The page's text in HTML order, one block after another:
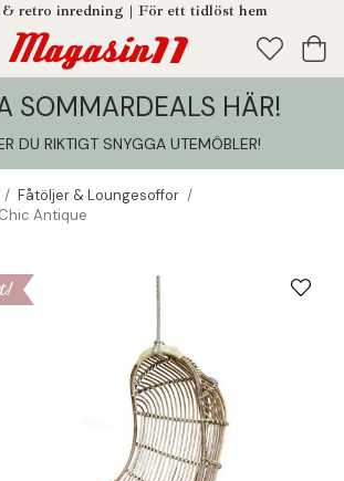
retro inredning | För ett tidlöst hem
Tillagt i din varukorg
SOMMARDEALS HÄR!
DU RIKTIGT SNYGGA UTEMÖBLER!
/ Fåtöljer & Loungesoffor /
Antique